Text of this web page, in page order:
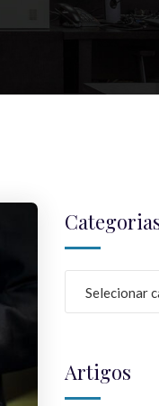
Selecionar
Artigos